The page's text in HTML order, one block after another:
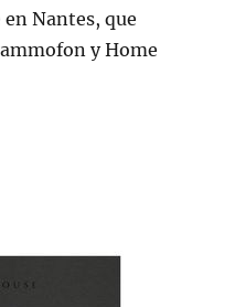
en Nantes, que
y Home